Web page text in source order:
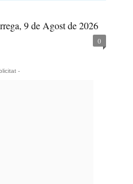
9 de Agost de 2026
0
-